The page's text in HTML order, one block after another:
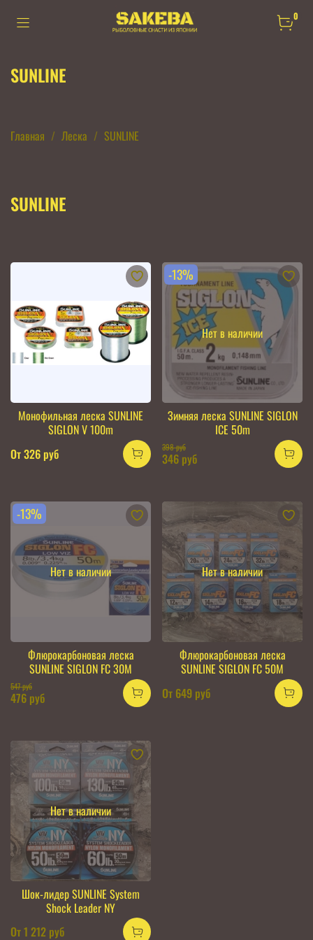
0
SUNLINE
Главная Леска SUNLINE
SUNLINE
Монофильная леска SUNLINE
SIGLON V 100m
От326 руб
Нет в наличии
-13%
Зимняя леска SUNLINE SIGLON
ICE 50m
398 руб
346 руб
Нет в наличии
-13%
Флюрокарбоновая леска
SUNLINE SIGLON FC 30M
547 руб
476 руб
Нет в наличии
Флюрокарбоновая леска
SUNLINE SIGLON FC 50M
От 649 руб
Нет в наличии
Шок-лидер SUNLINE System
Shock Leader NY
От1 212 руб